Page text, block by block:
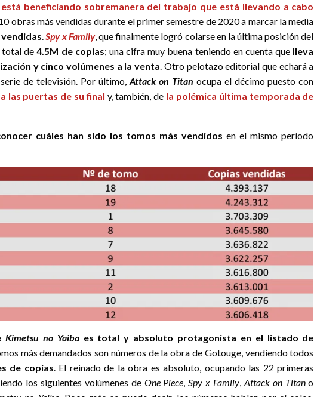
beneficiando sobremanera del trabajo que está llevando a cabo
obras más vendidas durante el primer semestre de 2020 a marcar la media
vendidas.Spy x Family, que finalmente logró colarse en la última posición del
total de4.5M de copias; una cifra muy buena teniendo en cuenta que lleva
y cinco volúmenes a la venta. Otro pelotazo editorial que echará a
de televisión. Por último, Attack on Titan ocupa el décimo puesto con
las puertas de su final y, también, de la polémica última temporada de
cuáles han sido los tomos más vendidos en el mismo período
Kimetsu no Yaibaes total y absoluto protagonista en el listado de
más demandados son números de la obra de Gotouge, vendiendo todos
de copias. El reinado de la obra es absoluto, ocupando las 22 primeras
los siguientes volúmenes de One Piece, Spy x Family, Attack on Titano